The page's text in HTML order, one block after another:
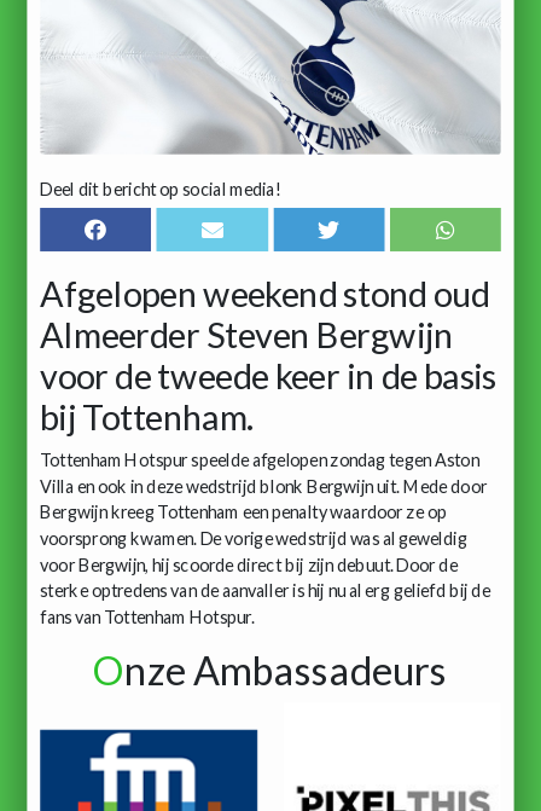
Deel dit bericht op social media!
Afgelopen weekend stond oud
Almeerder Steven Bergwijn
voor de tweede keer in de basis
bij Tottenham.
Tottenham Hotspur speelde afgelopen zondag tegen Aston
Villa en ook in deze wedstrijd blonk Bergwijn uit. Mede door
Bergwijn kreeg Tottenham een penalty waardoor ze op
voorsprong kwamen. De vorige wedstrijd was al geweldig
voor Bergwijn, hij scoorde direct bij zijn debuut. Door de
sterke optredens van de aanvaller is hij nu al erg geliefd bij de
fans van Tottenham Hotspur.
Onze Ambassadeurs